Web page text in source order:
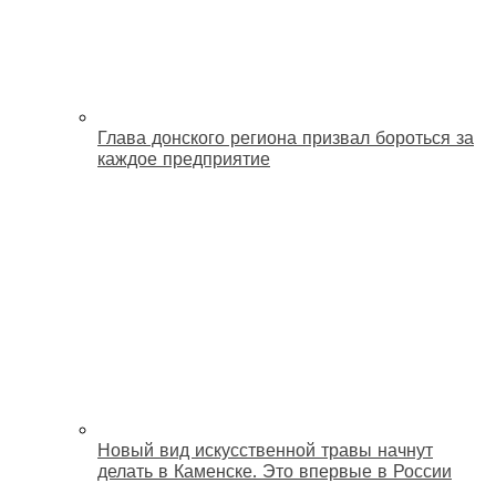
Глава донского региона призвал бороться за
каждое предприятие
Новый вид искусственной травы начнут
делать в Каменске. Это впервые в России